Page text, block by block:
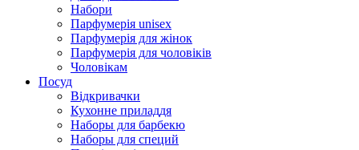
Набори
Парфумерія unisex
Парфумерія для жінок
Парфумерія для чоловіків
Чоловікам
Посуд
Відкривачки
Кухонне приладдя
Наборы для барбекю
Наборы для специй